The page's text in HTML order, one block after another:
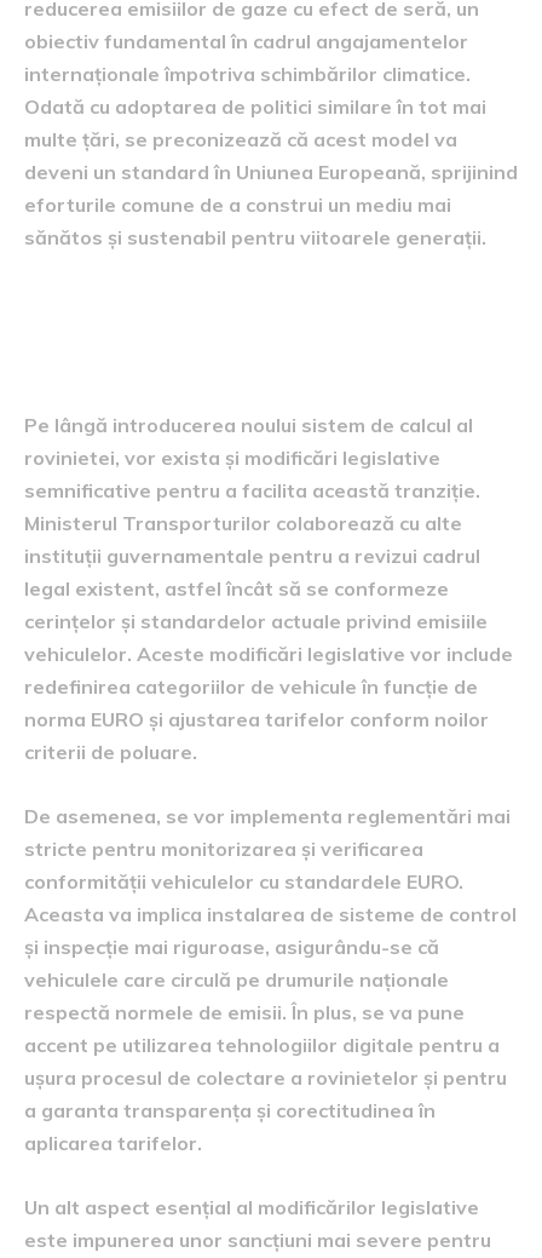
reducerea emisiilor de gaze cu efect de seră, un
obiectiv fundamental în cadrul angajamentelor
internaționale împotriva schimbărilor climatice.
Odată cu adoptarea de politici similare în tot mai
multe țări, se preconizează că acest model va
deveni un standard în Uniunea Europeană, sprijinind
eforturile comune de a construi un mediu mai
sănătos și sustenabil pentru viitoarele generații.
Pe lângă introducerea noului sistem de calcul al
rovinietei, vor exista și modificări legislative
semnificative pentru a facilita această tranziție.
Ministerul Transporturilor colaborează cu alte
instituții guvernamentale pentru a revizui cadrul
legal existent, astfel încât să se conformeze
cerințelor și standardelor actuale privind emisiile
vehiculelor. Aceste modificări legislative vor include
redefinirea categoriilor de vehicule în funcție de
norma EURO și ajustarea tarifelor conform noilor
criterii de poluare.
De asemenea, se vor implementa reglementări mai
stricte pentru monitorizarea și verificarea
conformității vehiculelor cu standardele EURO.
Aceasta va implica instalarea de sisteme de control
și inspecție mai riguroase, asigurându-se că
vehiculele care circulă pe drumurile naționale
respectă normele de emisii. În plus, se va pune
accent pe utilizarea tehnologiilor digitale pentru a
ușura procesul de colectare a rovinietelor și pentru
a garanta transparența și corectitudinea în
aplicarea tarifelor.
Un alt aspect esențial al modificărilor legislative
este impunerea unor sancțiuni mai severe pentru